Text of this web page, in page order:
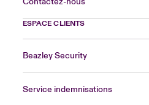
ESPACE CLIENTS
Beazley Security
Service indemnisations